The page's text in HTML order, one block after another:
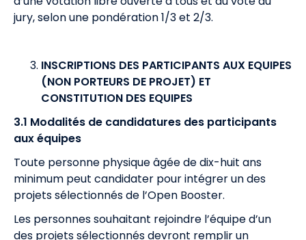
jury, selon une pondération 1/3 et 2/3.
INSCRIPTIONS DES PARTICIPANTS AUX EQUIPES
(NON PORTEURS DE PROJET) ET
CONSTITUTION DES EQUIPES
3.1 Modalités de candidatures des participants
aux équipes
Toute personne physique âgée de dix-huit ans
minimum peut candidater pour intégrer un des
projets sélectionnés de l’Open Booster.
Les personnes souhaitant rejoindre l’équipe d’un
des projets sélectionnés devront remplir un